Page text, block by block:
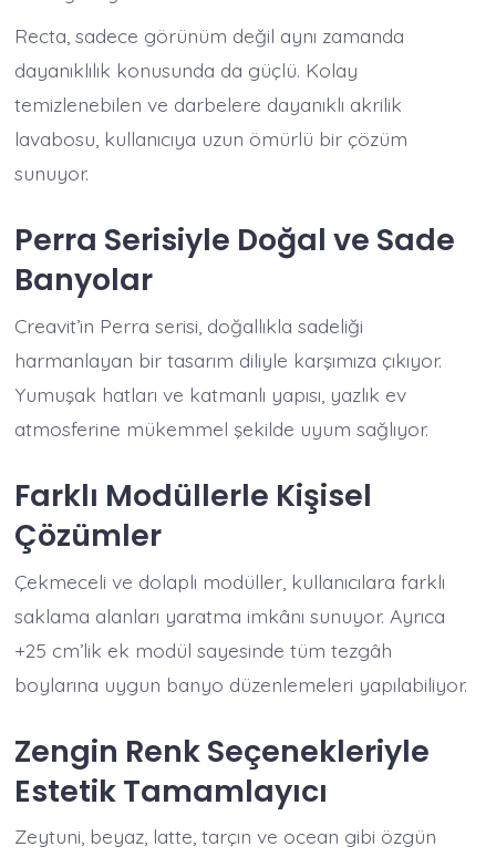
Recta, sadece görünüm değil aynı zamanda
dayanıklılık konusunda da güçlü. Kolay
temizlenebilen ve darbelere dayanıklı akrilik
lavabosu, kullanıcıya uzun ömürlü bir çözüm
sunuyor.
Perra Serisiyle Doğal ve Sade
Banyolar
Creavit’in Perra serisi, doğallıkla sadeliği
harmanlayan bir tasarım diliyle karşımıza çıkıyor.
Yumuşak hatları ve katmanlı yapısı, yazlık ev
atmosferine mükemmel şekilde uyum sağlıyor.
Farklı Modüllerle Kişisel
Çözümler
Çekmeceli ve dolaplı modüller, kullanıcılara farklı
saklama alanları yaratma imkânı sunuyor. Ayrıca
+25 cm’lik ek modül sayesinde tüm tezgâh
boylarına uygun banyo düzenlemeleri yapılabiliyor.
Zengin Renk Seçenekleriyle
Estetik Tamamlayıcı
Zeytuni, beyaz, latte, tarçın ve ocean gibi özgün